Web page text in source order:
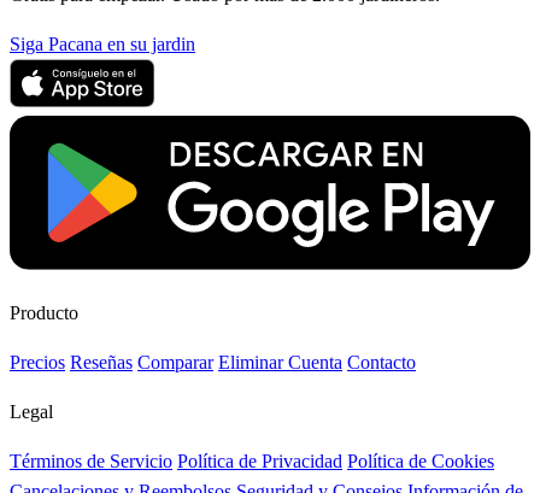
Siga Pacana en su jardin
Producto
Precios Reseñas Comparar Eliminar Cuenta Contacto
Legal
Términos de Servicio Política de Privacidad Política de Cookies